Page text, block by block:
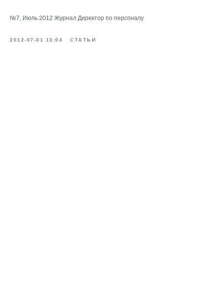
№7, Июль 2012 Журнал Директор по персоналу
2012-07-01 13:04 СТАТЬИ